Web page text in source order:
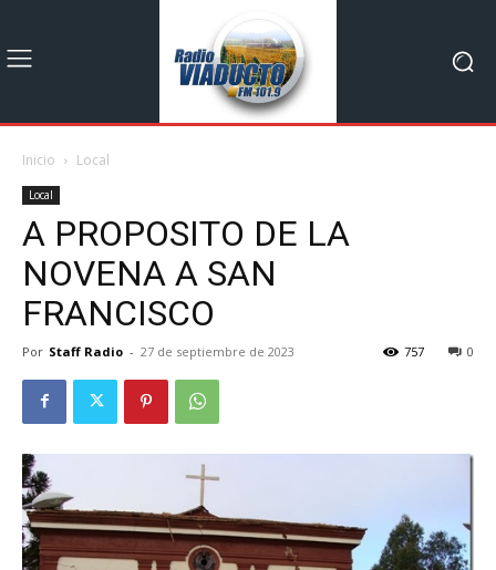
Inicio Local
Local
A PROPOSITO DE LA
NOVENA A SAN
FRANCISCO
Por Staff Radio - 27 de septiembre de 2023 0
757